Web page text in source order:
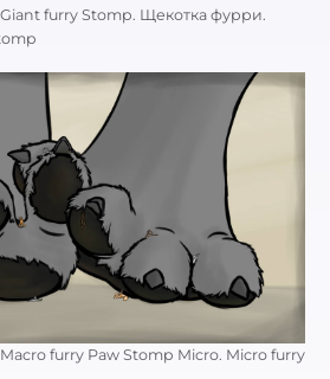
furry Stomp. Щекотка фурри.
furry Paw Stomp Micro. Micro furry